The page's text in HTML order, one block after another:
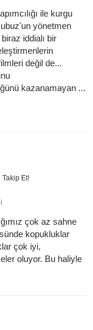
ile kurgu
yönetmen
iddialı bir
değil de...
kazanamayan ...
Takip Et!
çok az sahne
kopukluklar
çok iyi,
oluyor. Bu haliyle